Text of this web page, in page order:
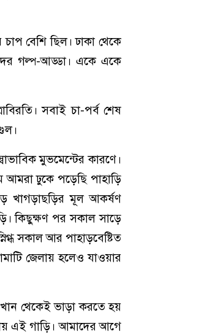
বেশি ছিল। ঢাকা থেকে
গল্প-আড্ডা। একে একে
সবাই চা-পর্ব শেষ
মুভমেন্টের কারণে।
ঢুকে পড়েছি পাহাড়ি
খাগড়াছড়ির মূল আকর্ষণ
কিছুক্ষণ পর সকাল সাড়ে
সকাল আর পাহাড়বেষ্টিত
জেলায় হলেও যাওয়ার
থেকেই ভাড়া করতে হয়
এই গাড়ি। আমাদের আগে